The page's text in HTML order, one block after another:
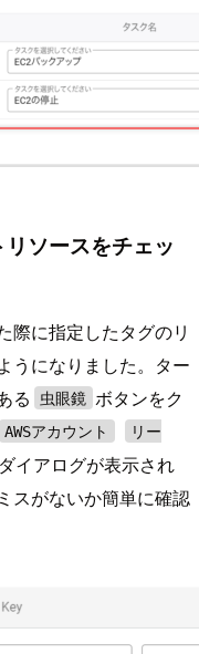
ソースをチェッ
際に指定したタグのリ
うになりました。ター
る
虫眼鏡 ボタンをク
AWSアカウント
リー
イアログが表示され
スがないか簡単に確認